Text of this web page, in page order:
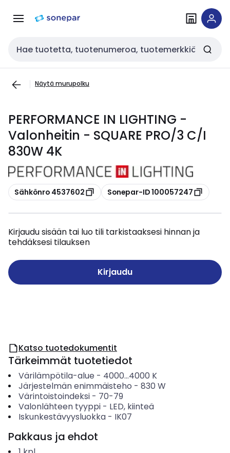
navigointiinsisältöön
Haku
Näytä murupolku
PERFORMANCE IN LIGHTING -
Valonheitin - SQUARE PRO/3 C/I
830W 4K
Kopioi
Sähkönro 4537602 Kopioi
Sonepar-ID 100057247
Kirjaudu sisään tai luo tili tarkistaaksesi hinnan ja
tehdäksesi tilauksen
Kirjaudu
Katso tuotedokumentit
Tärkeimmät tuotetiedot
Värilämpötila-alue - 4000...4000 K
Järjestelmän enimmäisteho - 830 W
Värintoistoindeksi- 70-79
Valonlähteen tyyppi- LED, kiinteä
Iskunkestävyysluokka- IK07
Pakkaus ja ehdot